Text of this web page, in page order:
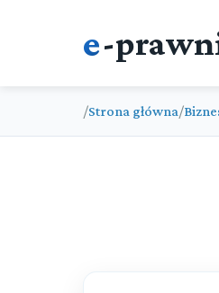
e-
/Strona główna/